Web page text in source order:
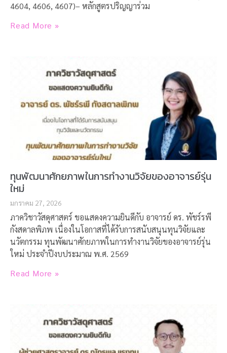
4604, 4606, 4607)– หลักสูตรปริญญาร่วม
Read More »
ทุนพัฒนาศักยภาพในการทำงานวิจัยของอาจารย์รุ่น
ใหม่
มกราคม 27, 2026
ภาควิชาวัสดุศาสตร์ ขอแสดงความยินดีกับ อาจารย์ ดร. พัชร์รพี
กังสดาลพิภพ เนื่องในโอกาสที่ได้รับการสนับสนุนทุนวิจัยและ
นวัตกรรม ทุนพัฒนาศักยภาพในการทำงานวิจัยของอาจารย์รุ่น
ใหม่ ประจำปีงบประมาณ พ.ศ. 2569
Read More »